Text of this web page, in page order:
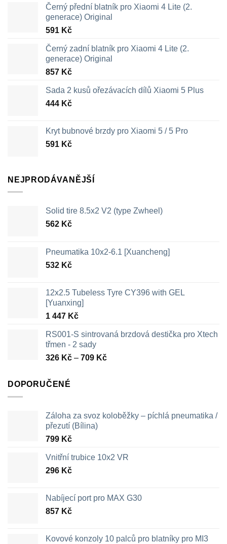
Černý přední blatník pro Xiaomi 4 Lite (2.
generace) Original
591 Kč
Černý zadní blatník pro Xiaomi 4 Lite (2.
generace) Original
857 Kč
Sada 2 kusů ořezávacích dílů Xiaomi 5 Plus
444 Kč
Kryt bubnové brzdy pro Xiaomi 5 / 5 Pro
591 Kč
NEJPRODÁVANĚJŠÍ
Solid tire 8.5x2 V2 (type Zwheel)
562 Kč
Pneumatika 10x2-6.1 [Xuancheng]
532 Kč
12x2.5 Tubeless Tyre CY396 with GEL
[Yuanxing]
1 447 Kč
RS001-S sintrovaná brzdová destička pro Xtech
třmen - 2 sady
326 Kč – 709 KčRozpětí
DOPORUČENÉ
Záloha za svoz koloběžky – píchlá pneumatika /
přezutí (Bílina)
799 Kč
Vnitřní trubice 10x2 VR
296 Kč
Nabíjecí port pro MAX G30
857 Kč
Kovové konzoly 10 palců pro blatníky pro MI3